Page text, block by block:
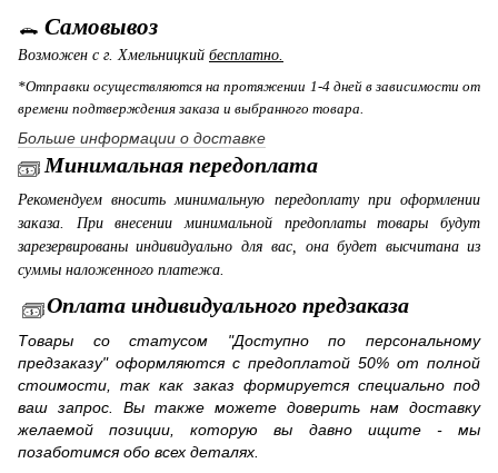
Самовывоз
Возможен с г. Хмельницкий бесплатно.
*Отправки осуществляются на протяжении 1-4 дней в зависимости от
времени подтверждения заказа и выбранного товара.
Больше информации о доставке
Минимальная передоплата
Рекомендуем вносить минимальную передоплату при оформлении
заказа. При внесении минимальной предоплаты товары будут
зарезервированы индивидуально для вас, она будет высчитана из
суммы наложенного платежа.
Оплата индивидуального предзаказа
Товары со статусом "Доступно по персональному
предзаказу" оформляются с предоплатой 50% от полной
стоимости, так как заказ формируется специально под
ваш запрос. Вы также можете доверить нам доставку
желаемой позиции, которую вы давно ищите - мы
позаботимся обо всех деталях.